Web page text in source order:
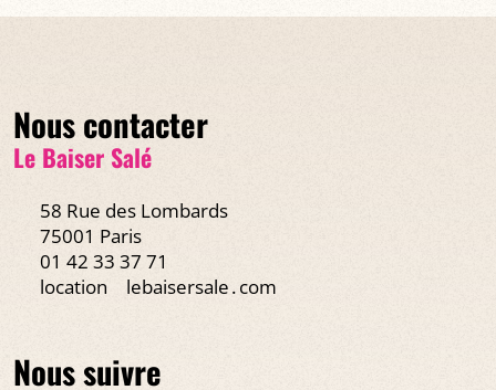
EN SAVOIR PLUS
Nous contacter
Le Baiser Salé
58 Rue des Lombards
75001 Paris
01 42 33 37 71
location
lebaisersale․com
Nous suivre